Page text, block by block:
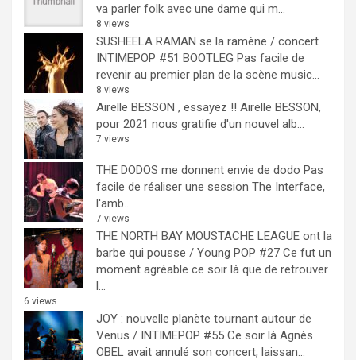
va parler folk avec une dame qui m...
8 views
SUSHEELA RAMAN se la ramène / concert
INTIMEPOP #51 BOOTLEG Pas facile de
revenir au premier plan de la scène music...
8 views
Airelle BESSON , essayez !! Airelle BESSON,
pour 2021 nous gratifie d'un nouvel alb...
7 views
THE DODOS me donnent envie de dodo Pas
facile de réaliser une session The Interface,
l'amb...
7 views
THE NORTH BAY MOUSTACHE LEAGUE ont la
barbe qui pousse / Young POP #27 Ce fut un
moment agréable ce soir là que de retrouver
l...
6 views
JOY : nouvelle planète tournant autour de
Venus / INTIMEPOP #55 Ce soir là Agnès
OBEL avait annulé son concert, laissan...